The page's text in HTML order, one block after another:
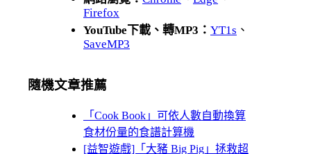
Firefox
YouTube下載、轉MP3： YT1s 、
SaveMP3
隨機文章推薦
「Cook Book」可依人數自動換算
食材份量的食譜計算機
[益智遊戲]「大豬 Big Pig」拯救超